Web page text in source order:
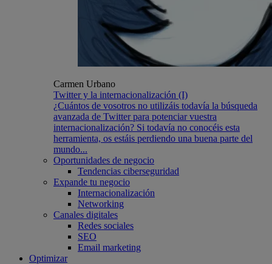
Carmen Urbano
Twitter y la internacionalización (I)
¿Cuántos de vosotros no utilizáis todavía la búsqueda
avanzada de Twitter para potenciar vuestra
internacionalización? Si todavía no conocéis esta
herramienta, os estáis perdiendo una buena parte del
mundo...
Oportunidades de negocio
Tendencias ciberseguridad
Expande tu negocio
Internacionalización
Networking
Canales digitales
Redes sociales
SEO
Email marketing
Optimizar